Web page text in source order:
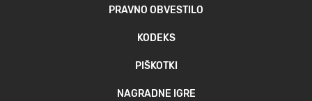
PRAVNO OBVESTILO
KODEKS
PIŠKOTKI
NAGRADNE IGRE